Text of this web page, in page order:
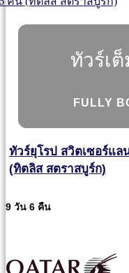
ทัวร์เ
FULLY
ทัวร์ยุโรป สวิตเซอร์แล
(ทิตลิส สตราสบูร์ก)
9 วัน 6 คืน